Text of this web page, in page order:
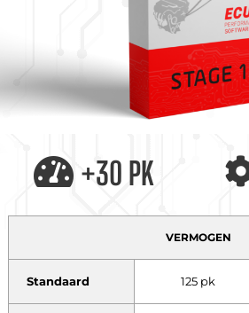
+30 PK
VERMOGEN
Standaard 125 pk